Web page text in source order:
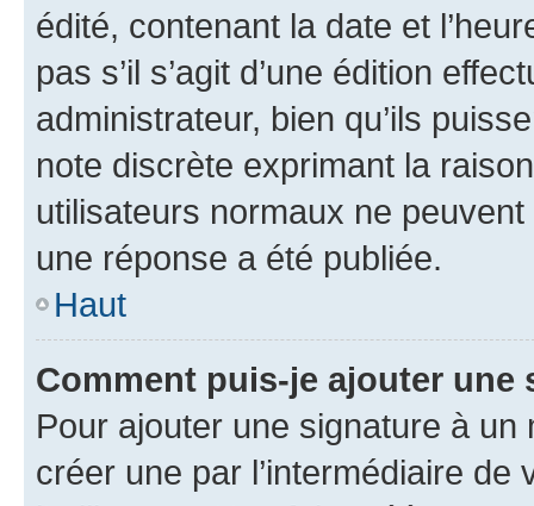
édité, contenant la date et
pas s’il s’agit d’une édition
administrateur, bien qu’ils
note discrète exprimant la
utilisateurs normaux ne
une réponse a été publiée.
Haut
Comment puis-je ajouter une
Pour ajouter une signature à un
créer une par l’intermédiaire